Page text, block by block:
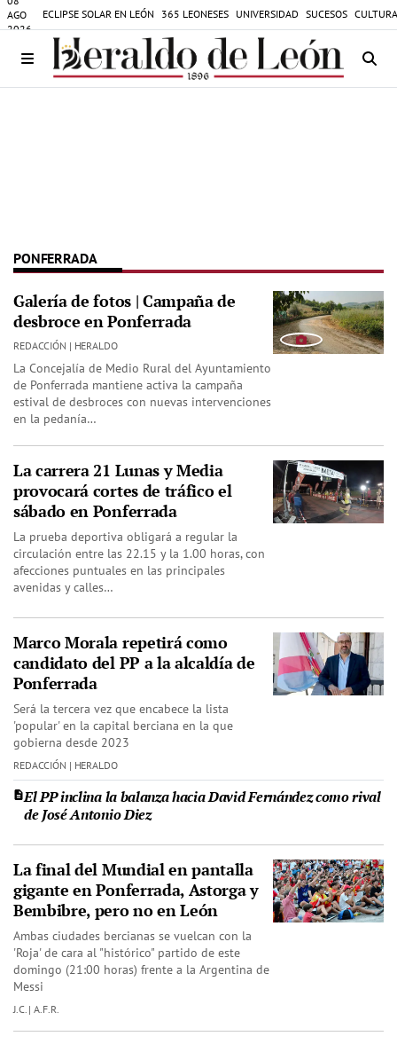
AGO
2026
ECLIPSE SOLAR EN LEÓN 365 LEONESES UNIVERSIDAD SUCESOS
PONFERRADA
Galería de fotos | Campaña de
desbroce en Ponferrada
REDACCIÓN | HERALDO
La Concejalía de Medio Rural del Ayuntamiento
de Ponferrada mantiene activa la campaña
estival de desbroces con nuevas intervenciones
en la pedanía…
La carrera 21 Lunas y Media
provocará cortes de tráfico el
sábado en Ponferrada
La prueba deportiva obligará a regular la
circulación entre las 22.15 y la 1.00 horas, con
afecciones puntuales en las principales
avenidas y calles…
Marco Morala repetirá como
candidato del PP a la alcaldía de
Ponferrada
Será la tercera vez que encabece la lista
'popular' en la capital berciana en la que
gobierna desde 2023
REDACCIÓN | HERALDO
El PP inclina la balanza hacia David Fernández como rival
de José Antonio Diez
La final del Mundial en pantalla
gigante en Ponferrada, Astorga y
Bembibre, pero no en León
Ambas ciudades bercianas se vuelcan con la
'Roja' de cara al "histórico" partido de este
domingo (21:00 horas) frente a la Argentina de
Messi
J.C. | A.F.R.